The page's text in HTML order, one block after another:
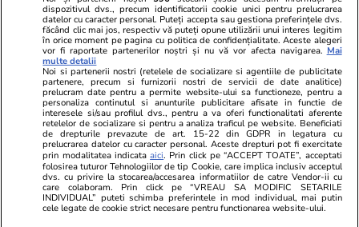
Advertorial Advertorial
dispozitivul dvs., precum identificatorii cookie unici pentru prelucrarea
datelor cu caracter personal. Puteți accepta sau gestiona preferințele dvs.
făcând clic mai jos, respectiv vă puteți opune utilizării unui interes legitim
în orice moment pe pagina cu politica de confidențialitate. Aceste alegeri
vor fi raportate partenerilor noștri și nu vă vor afecta navigarea. Mai
multe detalii
Noi si partenerii nostri (retelele de socializare si agentiile de publicitate
partenere, precum si furnizorii nostri de servicii de date analitice)
prelucram date pentru a permite website-ului sa functioneze, pentru a
personaliza continutul si anunturile publicitare afisate in functie de
interesele si/sau profilul dvs., pentru a va oferi functionalitati aferente
retelelor de socializare si pentru a analiza traficul pe website. Beneficiati
de drepturile prevazute de art. 15-22 din GDPR in legatura cu
prelucrarea datelor cu caracter personal. Aceste drepturi pot fi exercitate
prin modalitatea indicataaici. Prin click pe “ACCEPT TOATE”, acceptati
folosirea tuturor Tehnologiilor de tip Cookie, care implica inclusiv acceptul
dvs. cu privire la stocarea/accesarea informatiilor de catre Vendor-ii cu
care colaboram. Prin click pe “VREAU SA MODIFIC SETARILE
INDIVIDUAL” puteti schimba preferintele in mod individual, mai putin
cele legate de cookie strict necesare pentru functionarea website-ului.